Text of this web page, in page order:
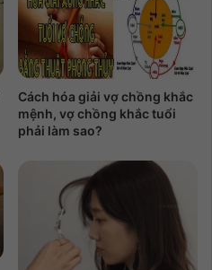
Cách hóa giải vợ chồng khắc
mệnh, vợ chồng khắc tuổi
phải làm sao?